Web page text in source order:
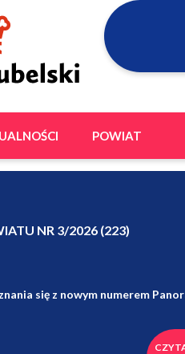
POWIAT
NR 3/2026 (223)
się z nowym numerem